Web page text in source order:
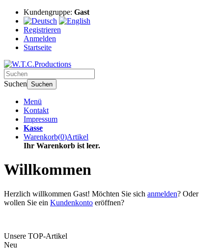
Kundengruppe: Gast
Registrieren
Anmelden
Startseite
Suchen Suchen
Menü
Kontakt
Impressum
Kasse
Warenkorb(0)Artikel
Ihr Warenkorb ist leer.
Willkommen
Herzlich willkommen Gast! Möchten Sie sich anmelden? Oder
wollen Sie ein Kundenkonto eröffnen?
Unsere TOP-Artikel
Neu